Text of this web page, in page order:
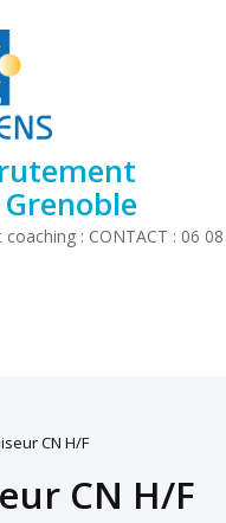
Grenoble
: CONTACT : 06 08
CN H/F
CN H/F